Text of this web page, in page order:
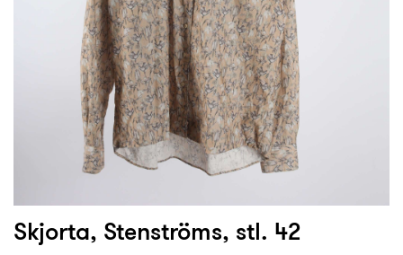
Skjorta, Stenströms, stl. 42